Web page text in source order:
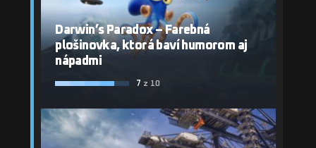
Darwin’s Paradox – Farebná
plošinovka, ktorá baví humorom aj
nápadmi
7 z 10